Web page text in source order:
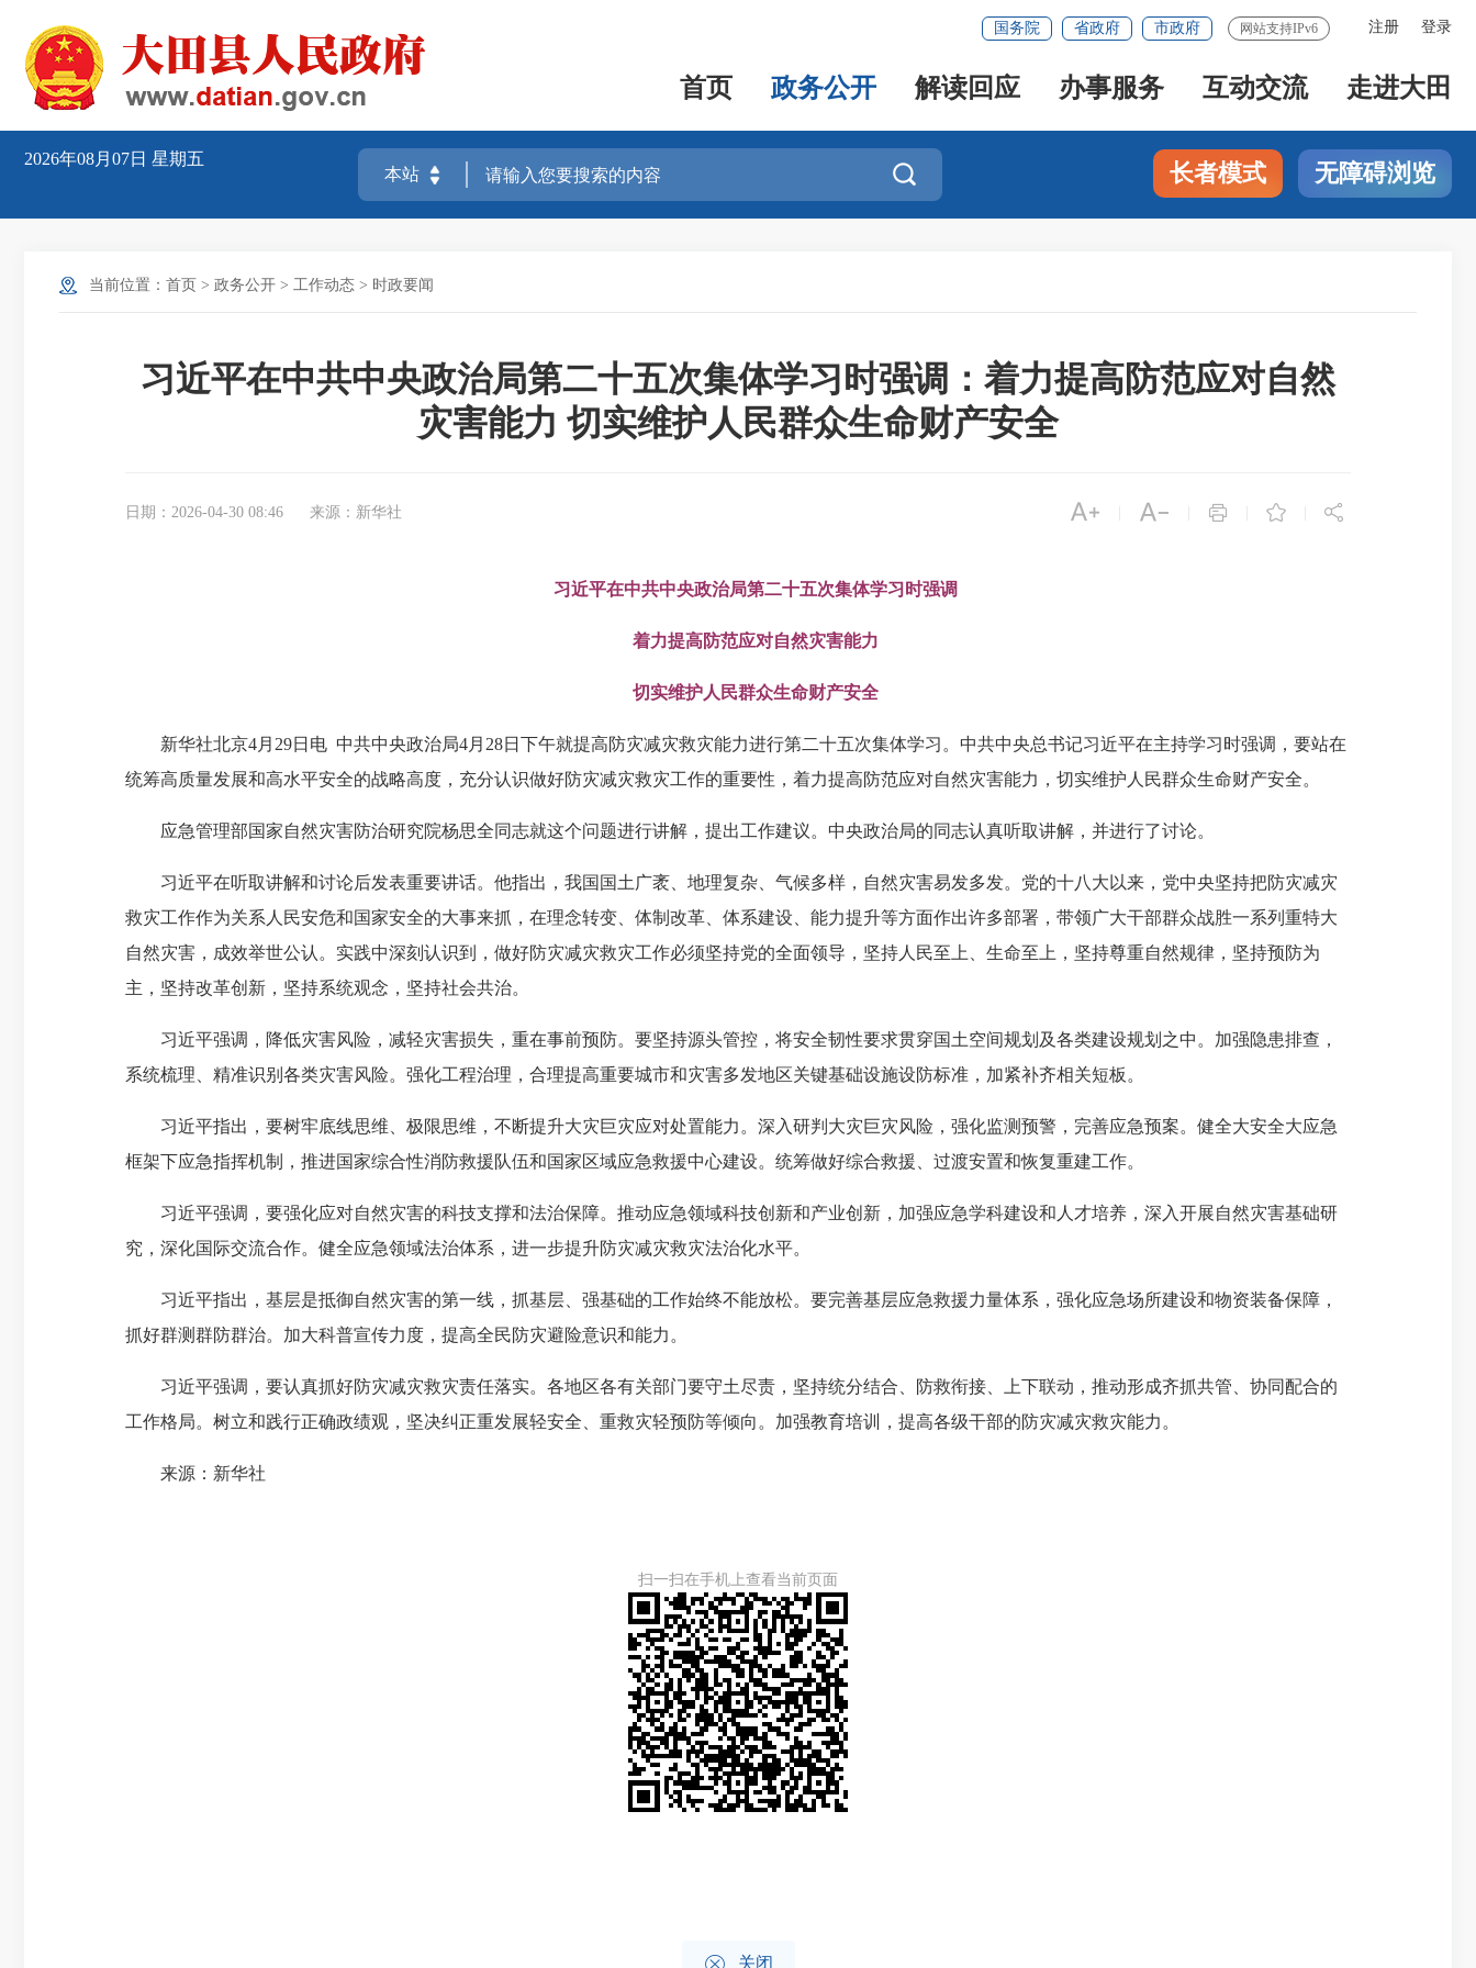
注册 登录
国务院 省政府 市政府 网站支持IPv6
首页 政务公开 解读回应 办事服务 互动交流 走进大田
2026年08月07日 星期五
 长者模式 无障碍浏览
当前位置： 首页 > 政务公开 > 工作动态 > 时政要闻
习近平在中共中央政治局第二十五次集体学习时强调：着力提高防范应对自然
灾害能力 切实维护人民群众生命财产安全
日期：2026-04-30 08:46 来源：新华社     
习近平在中共中央政治局第二十五次集体学习时强调
着力提高防范应对自然灾害能力
切实维护人民群众生命财产安全
新华社北京4月29日电 中共中央政治局4月28日下午就提高防灾减灾救灾能力进行第二十五次集体学习。中共中央总书记习近平在主持学习时强调，要站在
统筹高质量发展和高水平安全的战略高度，充分认识做好防灾减灾救灾工作的重要性，着力提高防范应对自然灾害能力，切实维护人民群众生命财产安全。
应急管理部国家自然灾害防治研究院杨思全同志就这个问题进行讲解，提出工作建议。中央政治局的同志认真听取讲解，并进行了讨论。
习近平在听取讲解和讨论后发表重要讲话。他指出，我国国土广袤、地理复杂、气候多样，自然灾害易发多发。党的十八大以来，党中央坚持把防灾减灾
救灾工作作为关系人民安危和国家安全的大事来抓，在理念转变、体制改革、体系建设、能力提升等方面作出许多部署，带领广大干部群众战胜一系列重特大
自然灾害，成效举世公认。实践中深刻认识到，做好防灾减灾救灾工作必须坚持党的全面领导，坚持人民至上、生命至上，坚持尊重自然规律，坚持预防为
主，坚持改革创新，坚持系统观念，坚持社会共治。
习近平强调，降低灾害风险，减轻灾害损失，重在事前预防。要坚持源头管控，将安全韧性要求贯穿国土空间规划及各类建设规划之中。加强隐患排查，
系统梳理、精准识别各类灾害风险。强化工程治理，合理提高重要城市和灾害多发地区关键基础设施设防标准，加紧补齐相关短板。
习近平指出，要树牢底线思维、极限思维，不断提升大灾巨灾应对处置能力。深入研判大灾巨灾风险，强化监测预警，完善应急预案。健全大安全大应急
框架下应急指挥机制，推进国家综合性消防救援队伍和国家区域应急救援中心建设。统筹做好综合救援、过渡安置和恢复重建工作。
习近平强调，要强化应对自然灾害的科技支撑和法治保障。推动应急领域科技创新和产业创新，加强应急学科建设和人才培养，深入开展自然灾害基础研
究，深化国际交流合作。健全应急领域法治体系，进一步提升防灾减灾救灾法治化水平。
习近平指出，基层是抵御自然灾害的第一线，抓基层、强基础的工作始终不能放松。要完善基层应急救援力量体系，强化应急场所建设和物资装备保障，
抓好群测群防群治。加大科普宣传力度，提高全民防灾避险意识和能力。
习近平强调，要认真抓好防灾减灾救灾责任落实。各地区各有关部门要守土尽责，坚持统分结合、防救衔接、上下联动，推动形成齐抓共管、协同配合的
工作格局。树立和践行正确政绩观，坚决纠正重发展轻安全、重救灾轻预防等倾向。加强教育培训，提高各级干部的防灾减灾救灾能力。
来源：新华社
扫一扫在手机上查看当前页面
关闭